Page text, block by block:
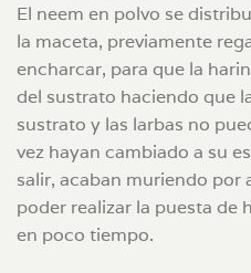
El neem en polvo se
la maceta, previamente
encharcar, para que la
del sustrato haciendo que
sustrato y las larbas no
vez hayan cambiado a su
salir, acaban muriendo por
poder realizar la puesta de
en poco tiempo.